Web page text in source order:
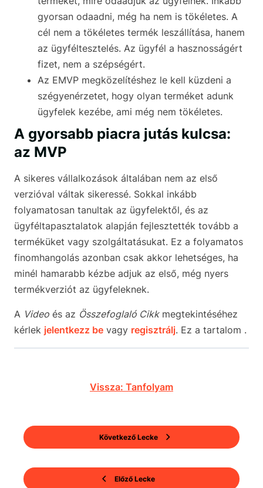
gyorsan odaadni, még ha nem is tökéletes. A
cél nem a tökéletes termék leszállítása, hanem
az ügyféltesztelés. Az ügyfél a hasznosságért
fizet, nem a szépségért.
Az EMVP megközelítéshez le kell küzdeni a
szégyenérzetet, hogy olyan terméket adunk
ügyfelek kezébe, ami még nem tökéletes.
A gyorsabb piacra jutás kulcsa:
az MVP
A sikeres vállalkozások általában nem az első
verzióval váltak sikeressé. Sokkal inkább
folyamatosan tanultak az ügyfelektől, és az
ügyféltapasztalatok alapján fejlesztették tovább a
terméküket vagy szolgáltatásukat. Ez a folyamatos
finomhangolás azonban csak akkor lehetséges, ha
minél hamarabb kézbe adjuk az első, még nyers
termékverziót az ügyfeleknek.
A Video és az Összefoglaló Cikkmegtekintéséhez
kérlek jelentkezz be vagy regisztrálj. Ez a tartalom .
Előző Lecke
Vissza: Tanfolyam
Következő Lecke